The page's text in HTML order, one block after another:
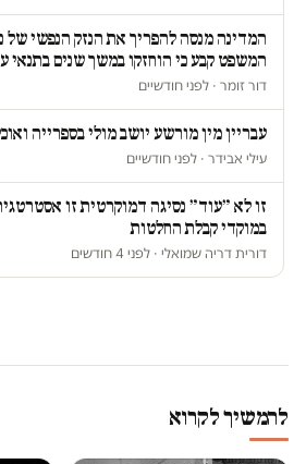
המדינה מנסה להפריך את הנזק הנפשי של
המשפט קבע כי הוחזקו במשך שנים בתנאי
דור זומר · לפני חודשיים
עבריין מין מורשע יושב מולי בספרייה
עילי אבידר · לפני חודשיים
זו לא ״עוד״ נסיגה דמוקרטית זו
במוקדי קבלת החלטות
דורית דריה שמואלי · לפני 4 חודשים
להמשיך לקרוא